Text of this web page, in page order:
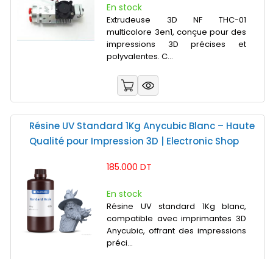
En stock
Extrudeuse 3D NF THC-01
multicolore 3en1, conçue pour des
impressions 3D précises et
polyvalentes. C...
Résine UV Standard 1Kg Anycubic Blanc – Haute
Qualité pour Impression 3D | Electronic Shop
185.000 DT
En stock
Résine UV standard 1Kg blanc,
compatible avec imprimantes 3D
Anycubic, offrant des impressions
préci...